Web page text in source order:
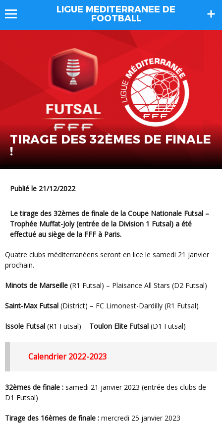
LIGUE MEDITERRANEE DE
FOOTBALL
TIRAGE DES 32ÈMES DE FINALE
!
Publié le 21/12/2022
Le tirage des 32èmes de finale de la Coupe Nationale Futsal –
Trophée Muffat-Joly (entrée de la Division 1 Futsal) a été
effectué au siège de la FFF à Paris.
Quatre clubs méditerranéens seront en lice le samedi 21 janvier
prochain.
Minots de Marseille (R1 Futsal) – Plaisance All Stars (D2 Futsal)
Saint-Max Futsal (District) – FC Limonest-Dardilly (R1 Futsal)
Issole Futsal (R1 Futsal) – Toulon Elite Futsal (D1 Futsal)
Calendrier 2022-2023
32èmes de finale : samedi 21 janvier 2023 (entrée des clubs de
D1 Futsal)
Tirage des 16èmes de finale : mercredi 25 janvier 2023